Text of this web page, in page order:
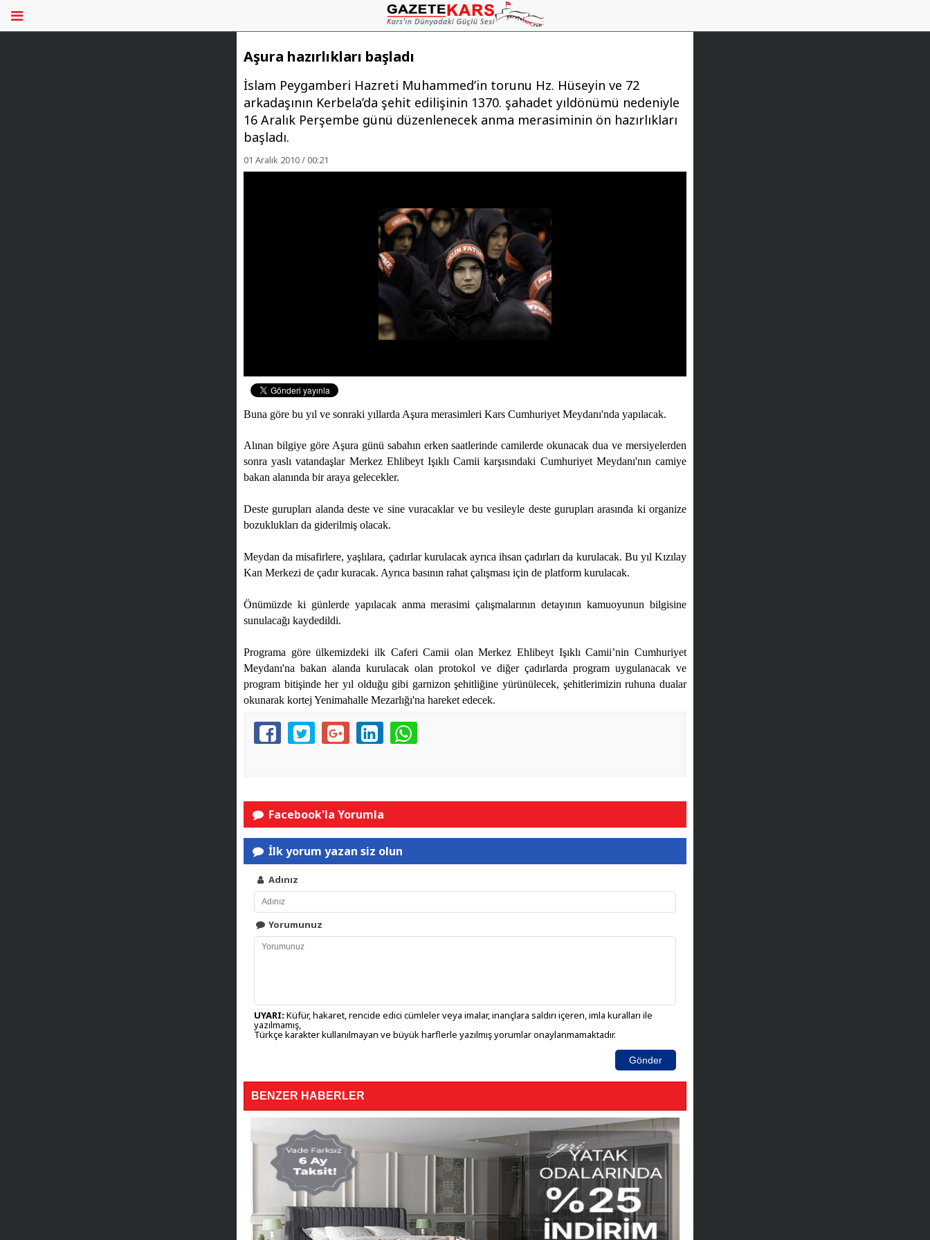
Aşura hazırlıkları başladı
İslam Peygamberi Hazreti Muhammed’in torunu Hz. Hüseyin ve 72
arkadaşının Kerbela’da şehit edilişinin 1370. şahadet yıldönümü nedeniyle
16 Aralık Perşembe günü düzenlenecek anma merasiminin ön hazırlıkları
başladı.
01 Aralık 2010 / 00:21
Buna göre bu yıl ve sonraki yıllarda Aşura merasimleri Kars Cumhuriyet Meydanı'nda yapılacak.
Alınan bilgiye göre Aşura günü sabahın erken saatlerinde camilerde okunacak dua ve mersiyelerden
sonra yaslı vatandaşlar Merkez Ehlibeyt Işıklı Camii karşısındaki Cumhuriyet Meydanı'nın camiye
bakan alanında bir araya gelecekler.
Deste gurupları alanda deste ve sine vuracaklar ve bu vesileyle deste gurupları arasında ki organize
bozuklukları da giderilmiş olacak.
Meydan da misafirlere, yaşlılara, çadırlar kurulacak ayrıca ihsan çadırları da kurulacak. Bu yıl Kızılay
Kan Merkezi de çadır kuracak. Ayrıca basının rahat çalışması için de platform kurulacak.
Önümüzde ki günlerde yapılacak anma merasimi çalışmalarının detayının kamuoyunun bilgisine
sunulacağı kaydedildi.
Programa göre ülkemizdeki ilk Caferi Camii olan Merkez Ehlibeyt Işıklı Camii’nin Cumhuriyet
Meydanı'na bakan alanda kurulacak olan protokol ve diğer çadırlarda program uygulanacak ve
program bitişinde her yıl olduğu gibi garnizon şehitliğine yürünülecek, şehitlerimizin ruhuna dualar
okunarak kortej Yenimahalle Mezarlığı'na hareket edecek.
Facebook'la Yorumla
İlk yorum yazan siz olun
Adınız
Yorumunuz
UYARI: Küfür, hakaret, rencide edici cümleler veya imalar, inançlara saldırı içeren, imla kuralları ile
yazılmamış,
Türkçe karakter kullanılmayan ve büyük harflerle yazılmış yorumlar onaylanmamaktadır.
Gönder
BENZER HABERLER